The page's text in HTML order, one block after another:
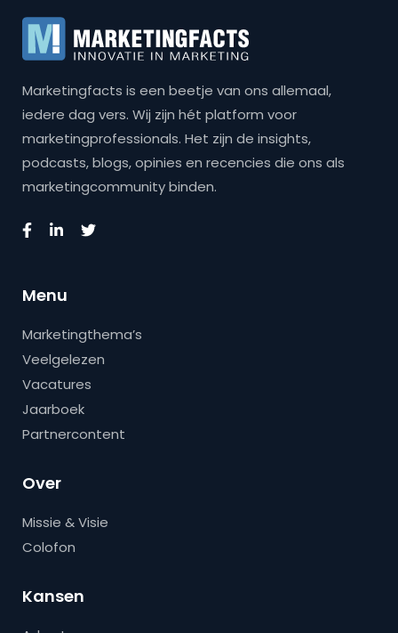
Marketingfacts is een beetje van ons allemaal,
iedere dag vers. Wij zijn hét platform voor
marketingprofessionals. Het zijn de insights,
podcasts, blogs, opinies en recencies die ons als
marketingcommunity binden.
Menu
Marketingthema’s
Veelgelezen
Vacatures
Jaarboek
Partnercontent
Over
Missie & Visie
Colofon
Kansen